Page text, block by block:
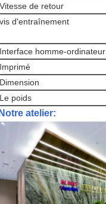
Vitesse de retour
vis d'entraînement
Interface homme-ordinateur
Imprimé
Dimension
Le poids
Notre atelier: